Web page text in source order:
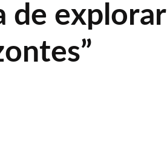
de explorar